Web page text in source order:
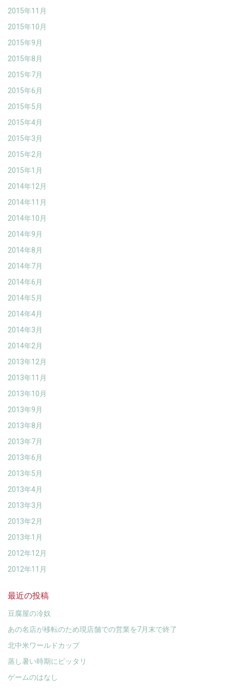
2015年11月
2015年10月
2015年9月
2015年8月
2015年7月
2015年6月
2015年5月
2015年4月
2015年3月
2015年2月
2015年1月
2014年12月
2014年11月
2014年10月
2014年9月
2014年8月
2014年7月
2014年6月
2014年5月
2014年4月
2014年3月
2014年2月
2013年12月
2013年11月
2013年10月
2013年9月
2013年8月
2013年7月
2013年6月
2013年5月
2013年4月
2013年3月
2013年2月
2013年1月
2012年12月
2012年11月
最近の投稿
豆腐屋の冷奴
あの名店が移転のため現店舗での営業を7月末で終了
北中米ワールドカップ
蒸し暑い時期にピッタリ
ゲームのはなし